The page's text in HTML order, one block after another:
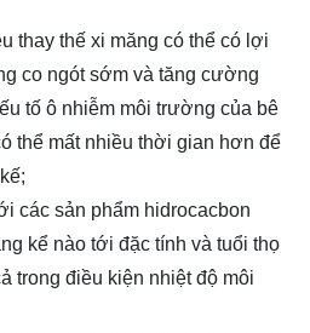
thay thế xi măng có thể có lợi
co ngót sớm và tăng cường
tố ô nhiễm môi trường của bê
thể mất nhiều thời gian hơn để
các sản phẩm hidrocacbon
kể nào tới đặc tính và tuổi thọ
trong điều kiện nhiệt độ môi